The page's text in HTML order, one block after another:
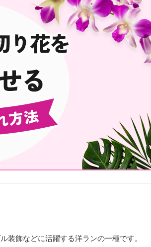
装飾などに活躍する洋ランの一種です。